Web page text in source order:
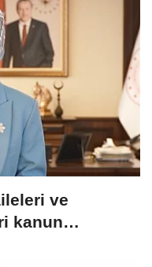
ve
kanun